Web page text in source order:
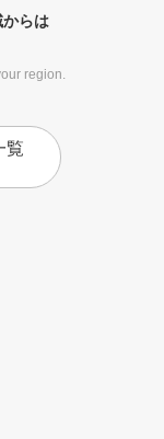
らは
region.
覧